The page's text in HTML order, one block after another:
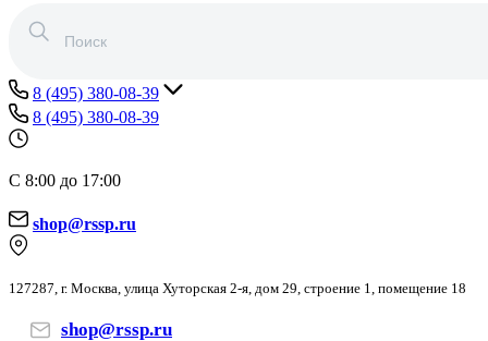
8 (495) 380-08-39
8 (495) 380-08-39
С 8:00 до 17:00
shop@rssp.ru
127287, г. Москва, улица Хуторская 2-я, дом 29, строение 1, помещение 18
shop@rssp.ru